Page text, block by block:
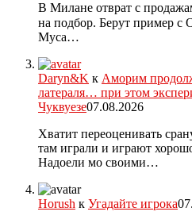
В Милане отврат с
на подбор. Берут пример с
Муса…
Daryn&K к Аморим
латераля… при этом
Чуквуезе07.08.2026
Хватит переоценивать
там играли и играют
Надоели мо своими…
Horush к Угадайте игрока